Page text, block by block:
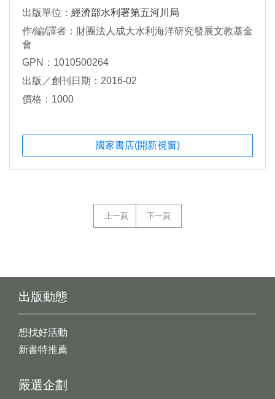
出版單位： 經濟部水利署第五河川局
作/編/譯者：財團法人成大水利海洋研究發展文教基金
會
GPN：1010500264
出版／創刊日期：2016-02
價格：1000
國家書店(開新視窗)
上一頁 下一頁
出版動態
想找好活動
新書特推薦
嚴選企劃